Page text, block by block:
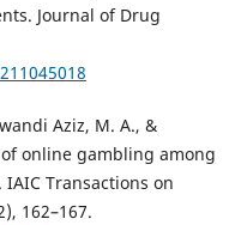
Journal of Drug
Aziz, M. A., &
of online gambling among
Transactions on
162–167.